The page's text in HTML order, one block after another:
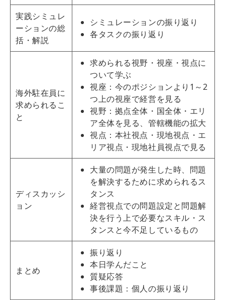
実践シミュレ
ーションの総
括・解説
シミュレーションの振り返り
各タスクの振り返り
海外駐在員に
求められるこ
と
求められる視野・視座・視点に
ついて学ぶ
視座：今のポジションより1～2
つ上の視座で経営を見る
視野：拠点全体・国全体・エリ
ア全体を見る、管轄機能の拡大
視点：本社視点・現地視点・エ
リア視点・現地社員視点で見る
ディスカッシ
ョン
大量の問題が発生した時、問題
を解決するために求められるス
タンス
経営視点での問題設定と問題解
決を行う上で必要なスキル・ス
タンスと今不足しているもの
まとめ
振り返り
本日学んだこと
質疑応答
事後課題：個人の振り返り